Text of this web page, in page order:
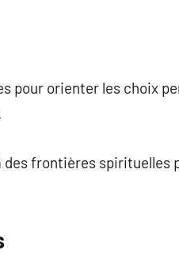
pour orienter les choix
des frontières spirituelles